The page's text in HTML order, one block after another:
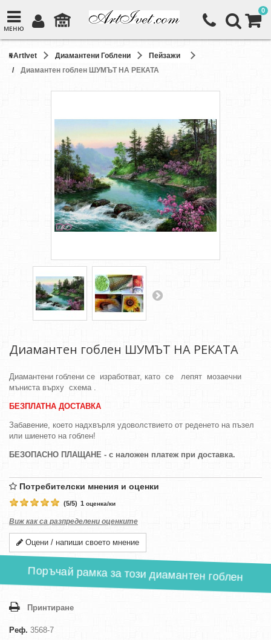
МЕНЮ
0
ArtIvet Диамантени Гоблени
Пейзажи
Диамантен гоблен ШУМЪТ НА РЕКАТА
Диамантен гоблен ШУМЪТ НА РЕКАТА
Диамантени гоблени се изработват, като се лепят мозаечни
мъниста върху схема .
БЕЗПЛАТНА ДОСТАВКА
Забавение, което надхвърля удоволствието от реденето на пъзел
или шиенето на гоблен!
БЕЗОПАСНО ПЛАЩАНЕ - с наложен платеж при доставка.
Потребителски мнения и оценки
(5/5) 1 оценка/ки
Виж как са разпределени оценките
Оцени / напиши своето мнение
Поръчай рамка за този диамантен гоблен
Принтиране
Реф. 3568-7